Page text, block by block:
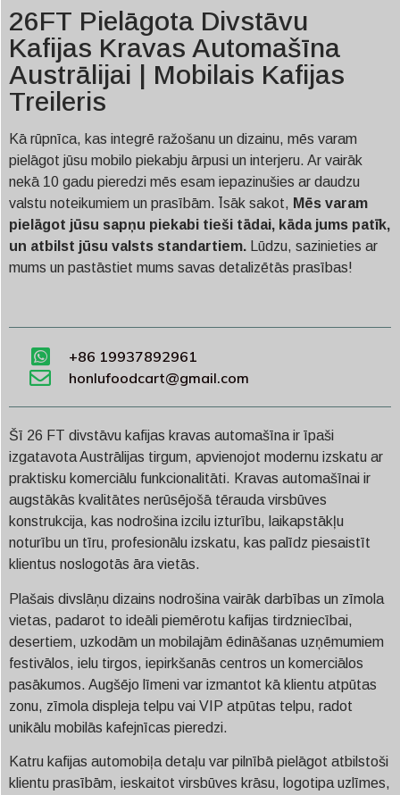
26FT Pielāgota Divstāvu
Kafijas Kravas Automašīna
Austrālijai | Mobilais Kafijas
Treileris
Kā rūpnīca, kas integrē ražošanu un dizainu, mēs varam
pielāgot jūsu mobilo piekabju ārpusi un interjeru. Ar vairāk
nekā 10 gadu pieredzi mēs esam iepazinušies ar daudzu
valstu noteikumiem un prasībām. Īsāk sakot, Mēs varam
pielāgot jūsu sapņu piekabi tieši tādai, kāda jums patīk,
un atbilst jūsu valsts standartiem. Lūdzu, sazinieties ar
mums un pastāstiet mums savas detalizētās prasības!
+86 19937892961
honlufoodcart@gmail.com
Šī 26 FT divstāvu kafijas kravas automašīna ir īpaši
izgatavota Austrālijas tirgum, apvienojot modernu izskatu ar
praktisku komerciālu funkcionalitāti. Kravas automašīnai ir
augstākās kvalitātes nerūsējošā tērauda virsbūves
konstrukcija, kas nodrošina izcilu izturību, laikapstākļu
noturību un tīru, profesionālu izskatu, kas palīdz piesaistīt
klientus noslogotās āra vietās.
Plašais divslāņu dizains nodrošina vairāk darbības un zīmola
vietas, padarot to ideāli piemērotu kafijas tirdzniecībai,
desertiem, uzkodām un mobilajām ēdināšanas uzņēmumiem
festivālos, ielu tirgos, iepirkšanās centros un komerciālos
pasākumos. Augšējo līmeni var izmantot kā klientu atpūtas
zonu, zīmola displeja telpu vai VIP atpūtas telpu, radot
unikālu mobilās kafejnīcas pieredzi.
Katru kafijas automobiļa detaļu var pilnībā pielāgot atbilstoši
klientu prasībām, ieskaitot virsbūves krāsu, logotipa uzlīmes,